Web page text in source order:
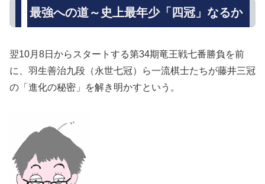
最強への道～史上最年少「四冠」なるか
翌10月8日からスタートする第34期竜王戦七番勝負を前
に、羽生善治九段（永世七冠）ら一流棋士たちが藤井三冠
の「進化の秘密」を解き明かすという。